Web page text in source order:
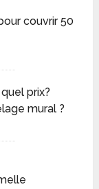
couvrir 50
prix?
mural ?